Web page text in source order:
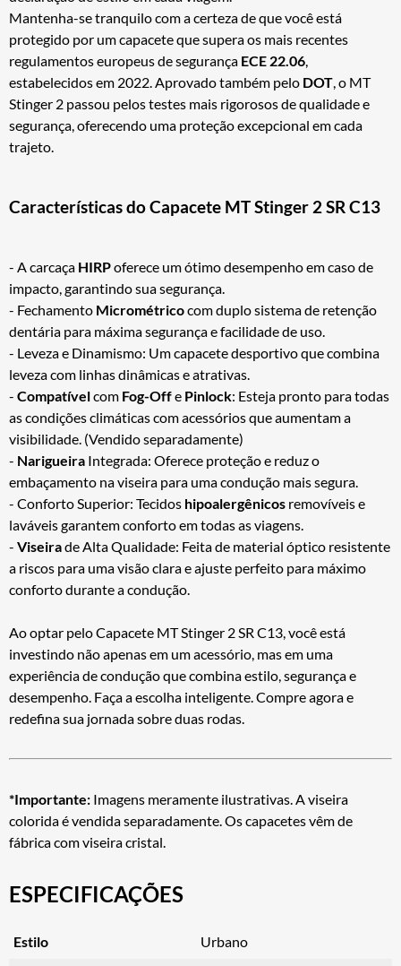
Mantenha-se tranquilo com a certeza de que você está
protegido por um capacete que supera os mais recentes
regulamentos europeus de segurança ECE 22.06,
estabelecidos em 2022. Aprovado também pelo DOT, o MT
Stinger 2 passou pelos testes mais rigorosos de qualidade e
segurança, oferecendo uma proteção excepcional em cada
trajeto.
Características do Capacete MT Stinger 2 SR C13
- A carcaça HIRPoferece um ótimo desempenho em caso de
impacto, garantindo sua segurança.
- Fechamento Micrométricocom duplo sistema de retenção
dentária para máxima segurança e facilidade de uso.
- Leveza e Dinamismo: Um capacete desportivo que combina
leveza com linhas dinâmicas e atrativas.
- Compatívelcom Fog-Offe Pinlock: Esteja pronto para todas
as condições climáticas com acessórios que aumentam a
visibilidade. (Vendido separadamente)
- Narigueira Integrada: Oferece proteção e reduz o
embaçamento na viseira para uma condução mais segura.
- Conforto Superior: Tecidos hipoalergênicos removíveis e
laváveis garantem conforto em todas as viagens.
- Viseirade Alta Qualidade: Feita de material óptico resistente
a riscos para uma visão clara e ajuste perfeito para máximo
conforto durante a condução.
Ao optar pelo Capacete MT Stinger 2 SR C13, você está
investindo não apenas em um acessório, mas em uma
experiência de condução que combina estilo, segurança e
desempenho. Faça a escolha inteligente. Compre agora e
redefina sua jornada sobre duas rodas.
*Importante: Imagens meramente ilustrativas. A viseira
colorida é vendida separadamente. Os capacetes vêm de
fábrica com viseira cristal.
ESPECIFICAÇÕES
Estilo Urbano